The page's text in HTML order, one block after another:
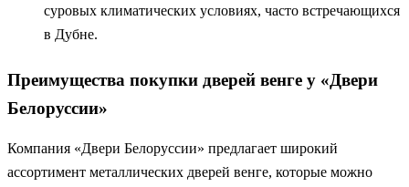
суровых климатических условиях, часто встречающихся
в Дубне.
Преимущества покупки дверей венге у «Двери
Белоруссии»
Компания «Двери Белоруссии» предлагает широкий
ассортимент металлических дверей венге, которые можно